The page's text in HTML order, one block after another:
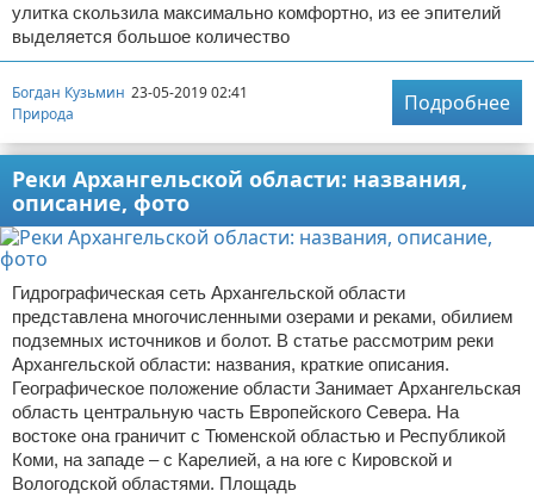
улитка скользила максимально комфортно, из ее эпителий
выделяется большое количество
Богдан Кузьмин 23-05-2019 02:41
Природа
Подробнее
Реки Архангельской области: названия,
описание, фото
Гидрографическая сеть Архангельской области
представлена многочисленными озерами и реками, обилием
подземных источников и болот. В статье рассмотрим реки
Архангельской области: названия, краткие описания.
Географическое положение области Занимает Архангельская
область центральную часть Европейского Севера. На
востоке она граничит с Тюменской областью и Республикой
Коми, на западе – с Карелией, а на юге с Кировской и
Вологодской областями. Площадь